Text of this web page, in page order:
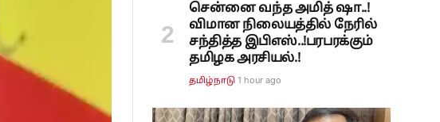
சென்னை வந்த அமித் ஷா..!
விமான நிலையத்தில் நேரில்
சந்தித்த இபிஎஸ்..!பரபரக்கும்
தமிழக அரசியல்.!
தமிழ்நாடு 1 hour ago